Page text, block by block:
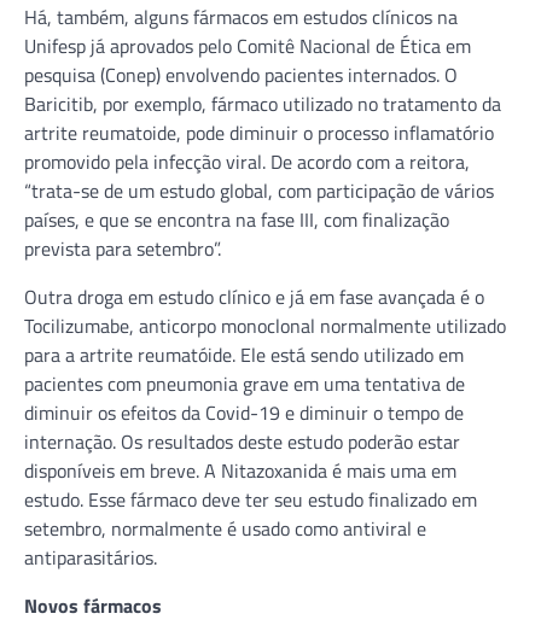
Há, também, alguns fármacos em estudos clínicos na
Unifesp já aprovados pelo Comitê Nacional de Ética em
pesquisa (Conep) envolvendo pacientes internados. O
Baricitib, por exemplo, fármaco utilizado no tratamento da
artrite reumatoide, pode diminuir o processo inflamatório
promovido pela infecção viral. De acordo com a reitora,
“trata-se de um estudo global, com participação de vários
países, e que se encontra na fase III, com finalização
prevista para setembro”.
Outra droga em estudo clínico e já em fase avançada é o
Tocilizumabe, anticorpo monoclonal normalmente utilizado
para a artrite reumatóide. Ele está sendo utilizado em
pacientes com pneumonia grave em uma tentativa de
diminuir os efeitos da Covid-19 e diminuir o tempo de
internação. Os resultados deste estudo poderão estar
disponíveis em breve. A Nitazoxanida é mais uma em
estudo. Esse fármaco deve ter seu estudo finalizado em
setembro, normalmente é usado como antiviral e
antiparasitários.
Novos fármacos